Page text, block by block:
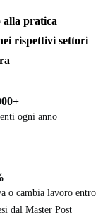
alla pratica
rispettivi settori
ogni anno
o cambia lavoro entro
dal Master Post